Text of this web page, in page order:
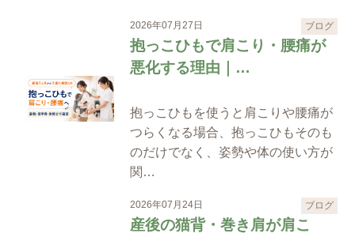
2026年07月27日 ブログ
抱っこひもで肩こり・腰痛が
悪化する理由｜…
抱っこひもを使うと肩こりや腰痛が
つらくなる場合、抱っこひもそのも
のだけでなく、姿勢や体の使い方が
関…
2026年07月24日 ブログ
産後の猫背・巻き肩が肩こ